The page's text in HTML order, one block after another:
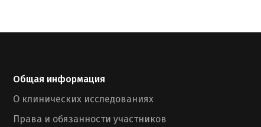
Общая информация
О клинических исследованиях
Права и обязанности участников